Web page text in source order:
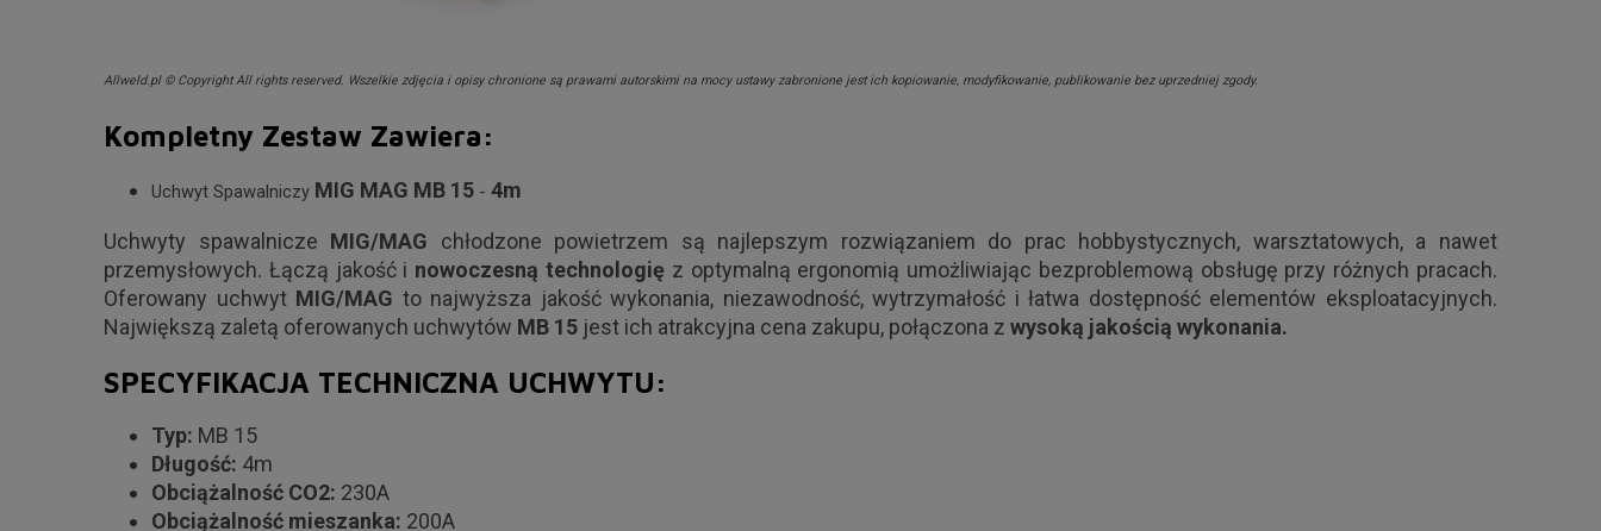
Allweld.pl © Copyright All rights reserved. Wszelkie zdjęcia i opisy chronione są prawami autorskimi na mocy ustawy zabronione jest ich kopiowanie, modyfikowanie, publikowanie bez uprzedniej zgody.
Kompletny Zestaw Zawiera:
Uchwyt Spawalniczy MIG MAG MB 15 - 4m
Uchwyty spawalnicze MIG/MAG chłodzone powietrzem są najlepszym rozwiązaniem do prac hobbystycznych, warsztatowych, a nawet
przemysłowych. Łączą jakość i nowoczesną technologięz optymalną ergonomią umożliwiając bezproblemową obsługę przy różnych pracach.
Oferowany uchwyt MIG/MAG to najwyższa jakość wykonania, niezawodność, wytrzymałość i łatwa dostępność elementów eksploatacyjnych.
Największą zaletą oferowanych uchwytów MB 15 jest ich atrakcyjna cena zakupu, połączona z wysoką jakością wykonania.
SPECYFIKACJA TECHNICZNA UCHWYTU:
Typ: MB 15
Długość: 4m
Obciążalność CO2: 230A
Obciążalność mieszanka: 200A